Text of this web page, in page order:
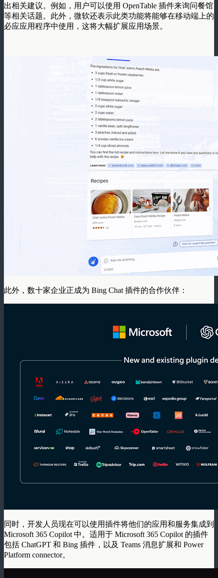
出相关建议。例如，用户可以使用 OpenTable 插件来询问餐馆
等相关话题。此外，微软还表示此类功能将能够在移动端上的
必应应用程序中使用，这将大幅扩展应用场景。
此外，数十家企业正成为 Bing Chat 插件的合作伙伴：
同时，开发人员现在可以使用插件将他们的应用和服务集成到
Microsoft 365 Copilot 中。适用于 Microsoft 365 Copilot 的插件
包括 ChatGPT 和 Bing 插件，以及 Teams 消息扩展和 Power
Platform connector。